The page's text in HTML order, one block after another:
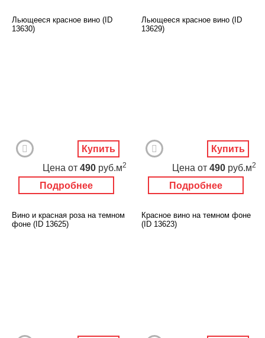
Льющееся красное вино (ID
13630)
Подробнее
Цена от 490 руб.м2
Купить
Льющееся красное вино (ID
13629)
Подробнее
Цена от 490 руб.м2
Купить
Вино и красная роза на темном
фоне (ID 13625)
Красное вино на темном фоне
(ID 13623)